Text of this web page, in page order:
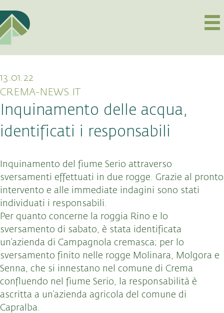
13.01.22
CREMA-NEWS.IT
Inquinamento delle acqua,
identificati i responsabili
Inquinamento del fiume Serio attraverso
sversamenti effettuati in due rogge. Grazie al pronto
intervento e alle immediate indagini sono stati
individuati i responsabili.
Per quanto concerne la roggia Rino e lo
sversamento di sabato, è stata identificata
un’azienda di Campagnola cremasca; per lo
sversamento finito nelle rogge Molinara, Molgora e
Senna, che si innestano nel comune di Crema
confluendo nel fiume Serio, la responsabilità è
ascritta a un’azienda agricola del comune di
Capralba.